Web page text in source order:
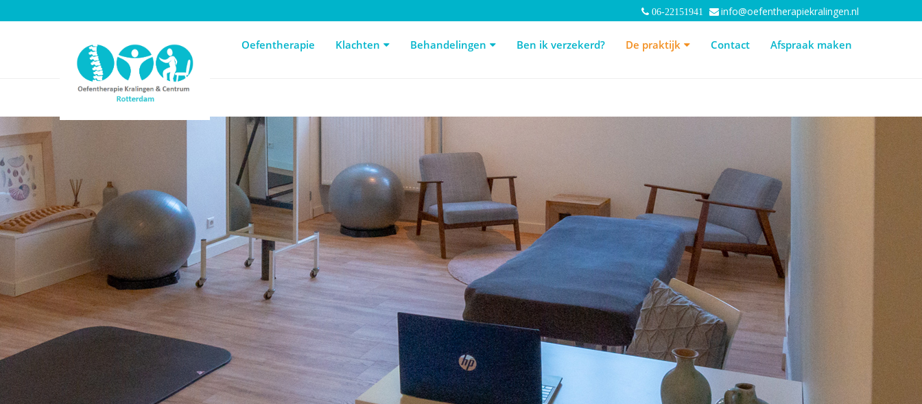
Oefentherapie Klachten Behandelingen Ben ik verzekerd? De praktijk Contact Afspraak maken
06-22151941 info@oefentherapiekralingen.nl
Oefentherapie Klachten Behandelingen Ben ik verzekerd? De praktijk Contact Afspraak maken